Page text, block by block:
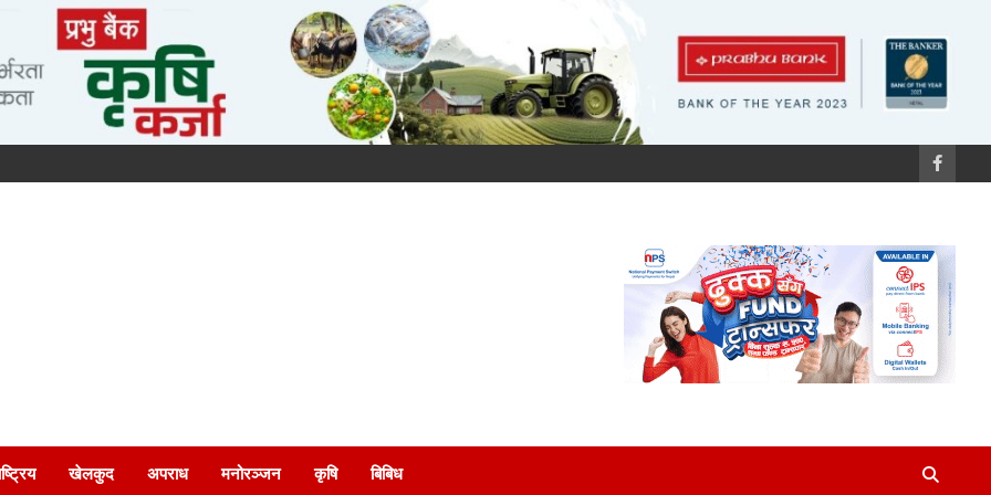
खेलकुद अपराध मनोरञ्जन कृषि बिबिध